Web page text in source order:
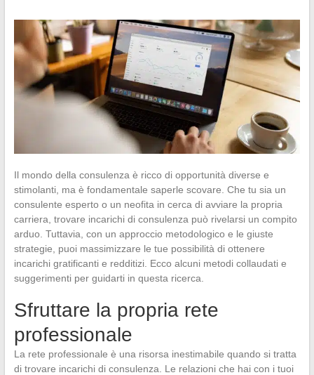
Il mondo della consulenza è ricco di opportunità diverse e
stimolanti, ma è fondamentale saperle scovare. Che tu sia un
consulente esperto o un neofita in cerca di avviare la propria
carriera, trovare incarichi di consulenza può rivelarsi un compito
arduo. Tuttavia, con un approccio metodologico e le giuste
strategie, puoi massimizzare le tue possibilità di ottenere
incarichi gratificanti e redditizi. Ecco alcuni metodi collaudati e
suggerimenti per guidarti in questa ricerca.
Sfruttare la propria rete
professionale
La rete professionale è una risorsa inestimabile quando si tratta
di trovare incarichi di consulenza. Le relazioni che hai con i tuoi